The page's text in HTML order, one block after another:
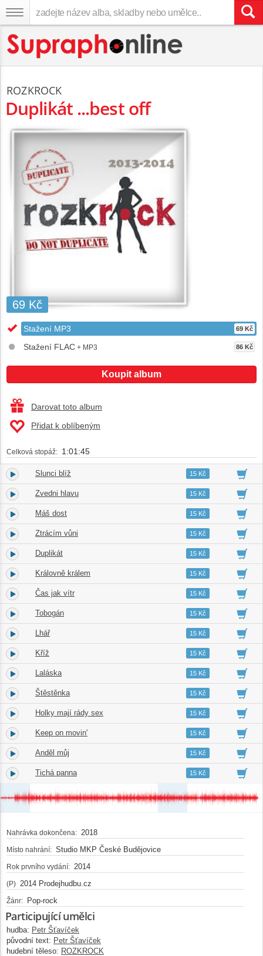
ROZKROCK
Duplikát ...best off
69 Kč
Stažení MP3 69 Kč
Stažení FLAC + MP3 86 Kč
Koupit album
Darovat toto album
Přidat k oblíbeným
Celková stopáž: 1:01:45
1. Slunci blíž 03:5915 Kč
2. Zvedni hlavu 03:4315 Kč
3. Máš dost 04:1115 Kč
4. Ztrácím vůni 04:2715 Kč
5. Duplikát 03:4315 Kč
6. Královně králem 04:0615 Kč
7. Čas jak vítr 03:0215 Kč
8. Tobogán 03:4115 Kč
9. Lhář 04:1615 Kč
10. Kříž 03:2515 Kč
11. Laláska 03:4415 Kč
12. Štěstěnka 04:4915 Kč
13. Holky mají rády sex 03:4415 Kč
14. Keep on movin' 03:4215 Kč
15. Anděl můj 02:4815 Kč
16. Tichá panna 04:2515 Kč
Nahrávka dokončena: 2018
Místo nahrání: Studio MKP České Budějovice
Rok prvního vydání: 2014
(P) 2014 Prodejhudbu.cz
Žánr: Pop-rock
Participující umělci
hudba: Petr Šťavíček
původní text: Petr Šťavíček
hudební těleso: ROZKROCK